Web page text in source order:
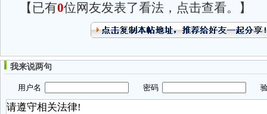
【已有0位网友发表了看法，点击查看。】
我来说两句
用户名 密码 验